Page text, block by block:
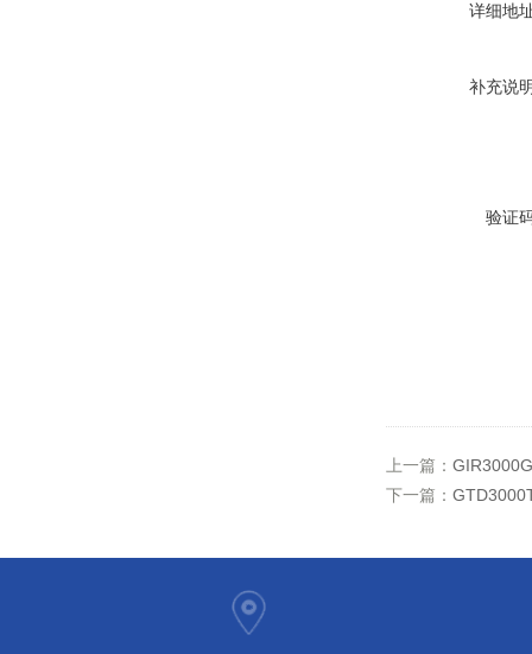
详细地
补充说
验证
上一篇：
下一篇：